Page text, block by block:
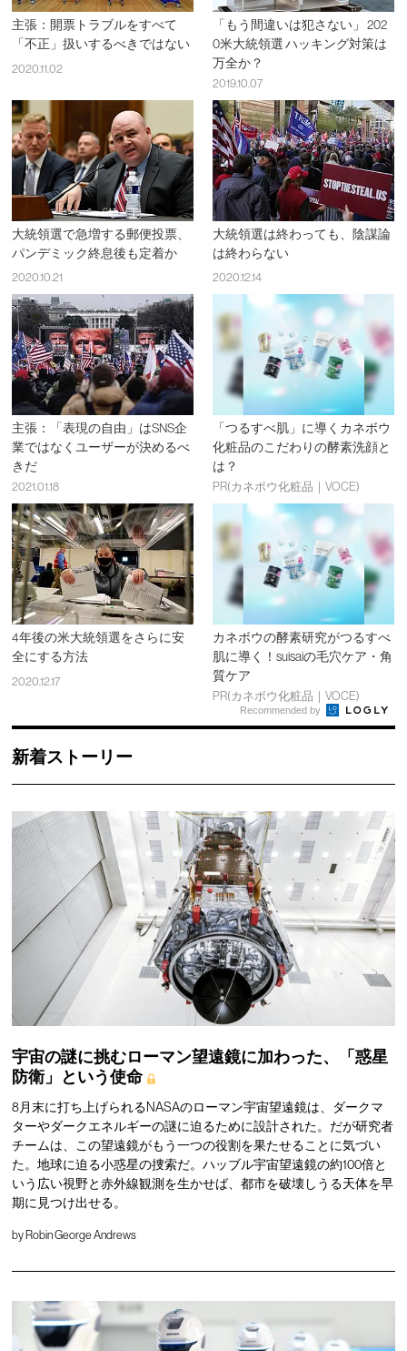
主張：開票トラブルをすべて
「不正」扱いするべきではない
2020.11.02
「もう間違いは犯さない」 202
0米大統領選 ハッキング対策は
万全か？
2019.10.07
大統領選で急増する郵便投票、
パンデミック終息後も定着か
2020.10.21
大統領選は終わっても、陰謀論
は終わらない
2020.12.14
主張：「表現の自由」はSNS企
業ではなくユーザーが決めるべ
きだ
2021.01.18
「つるすべ肌」に導くカネボウ
化粧品のこだわりの酵素洗顔と
は？
PR(カネボウ化粧品｜VOCE)
4年後の米大統領選をさらに安
全にする方法
2020.12.17
カネボウの酵素研究がつるすべ
肌に導く！suisaiの毛穴ケア・角
質ケア
PR(カネボウ化粧品｜VOCE)
Recommended by
新着ストーリー
宇宙の謎に挑むローマン望遠鏡に加わった、「惑星
防衛」という使命
8月末に打ち上げられるNASAのローマン宇宙望遠鏡は、ダークマ
ターやダークエネルギーの謎に迫るために設計された。だが研究者
チームは、この望遠鏡がもう一つの役割を果たせることに気づい
た。地球に迫る小惑星の捜索だ。ハッブル宇宙望遠鏡の約100倍と
いう広い視野と赤外線観測を生かせば、都市を破壊しうる天体を早
期に見つけ出せる。
by Robin George Andrews